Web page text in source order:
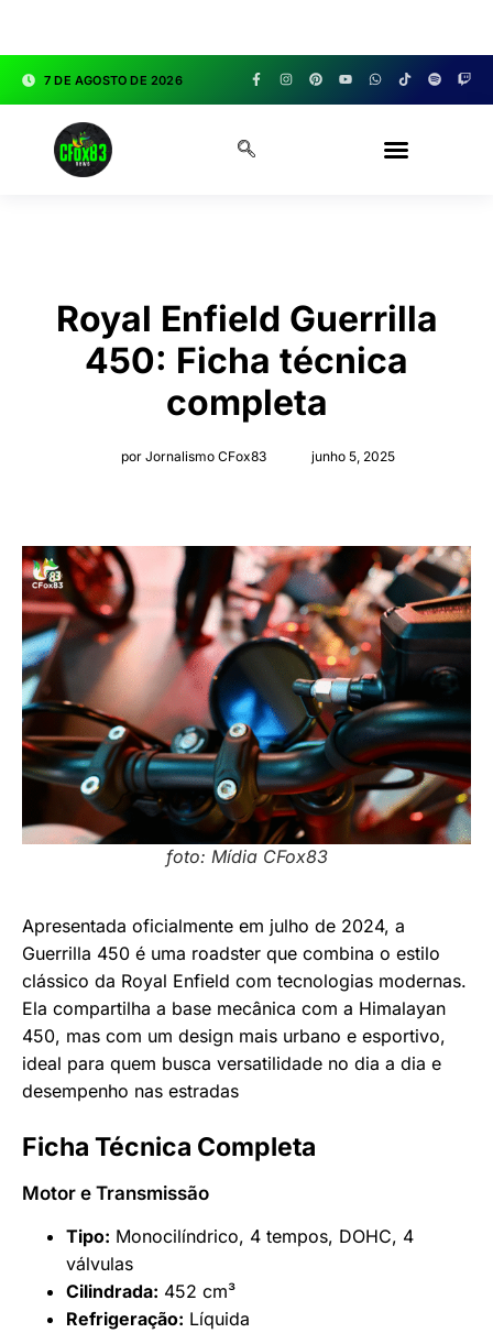
7 DE AGOSTO DE 2026
Royal Enfield Guerrilla
450: Ficha técnica
completa
por Jornalismo CFox83 junho 5, 2025
foto: Mídia CFox83
Apresentada oficialmente em julho de 2024, a
Guerrilla 450 é uma roadster que combina o estilo
clássico da Royal Enfield com tecnologias modernas.
Ela compartilha a base mecânica com a Himalayan
450, mas com um design mais urbano e esportivo,
ideal para quem busca versatilidade no dia a dia e
desempenho nas estradas
Ficha Técnica Completa
Motor e Transmissão
Tipo: Monocilíndrico, 4 tempos, DOHC, 4
válvulas
Cilindrada: 452 cm³
Refrigeração: Líquida